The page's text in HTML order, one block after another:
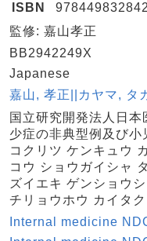
ISBN
監修: 嘉山孝正
BB2942249X
Japanese
嘉山, 孝正||カヤマ, タ
国立研究開発法人日
少症の非典型例及び
コクリツ ケンキュウ
コウ ショウガイシャ
ズイエキ ゲンショウ
チリョウホウ カイタ
Internal medicine